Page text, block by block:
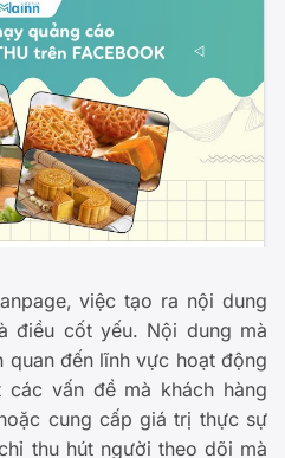
việc tạo ra nội dung
điều cốt yếu. Nội dung mà
quan đến lĩnh vực hoạt động
vấn đề mà khách hàng
cung cấp giá trị thực sự
thu hút người theo dõi mà